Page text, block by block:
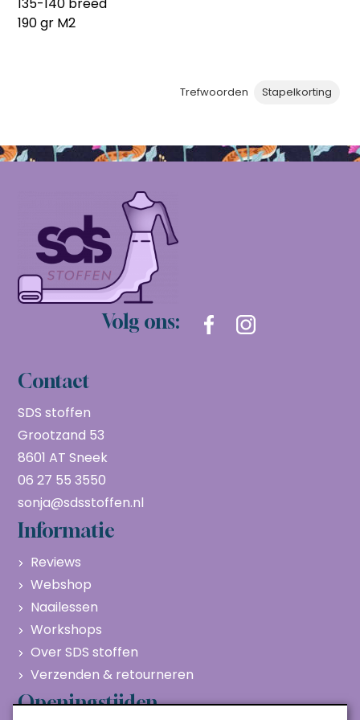
190 gr M2
Trefwoorden Stapelkorting
Volg ons:
Contact
SDS stoffen
Grootzand 53
8601 AT Sneek
06 27 55 3550
sonja@sdsstoffen.nl
Informatie
Reviews
Webshop
Naailessen
Workshops
Over SDS stoffen
Verzenden & retourneren
Openingstijden